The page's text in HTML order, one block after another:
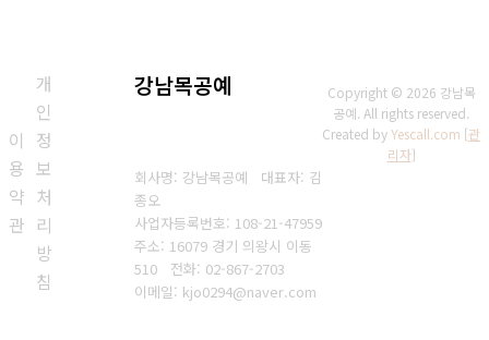
이
용
약
관
개
인
정
보
처
리
방
침
강남목공예
회사명: 강남목공예 대표자: 김
종오
사업자등록번호: 108-21-47959
주소: 16079 경기 의왕시 이동
510 전화: 02-867-2703
이메일: kjo0294@naver.com
Copyright © 2026 강남목
공예. All rights reserved.
Created byYescall.com [관
리자]